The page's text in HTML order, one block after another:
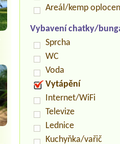
Areál/kemp oplocen
Vybavení chatky/
Sprcha
WC
Voda
Vytápění
Internet/WiFi
Televize
Lednice
Kuchyňka/vařič